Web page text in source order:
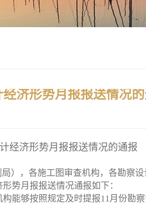
济形势月报报送情况
经济形势月报报送情况的通报
），各施工图审查机构，各勘察设
势月报报送情况通报如下：
能够按照规定及时提报11月份勘察